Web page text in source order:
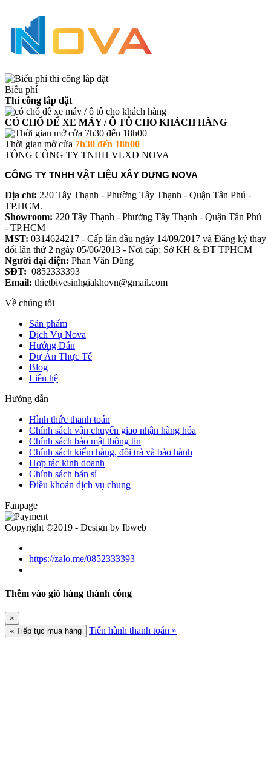
Biểu phí
Thi công lắp đặt
CÓ CHỐ ĐỂ XE MÁY / Ô TÔ CHO KHÁCH HÀNG
Thời gian mở cửa 7h30 đến 18h00
TỔNG CÔNG TY TNHH VLXD NOVA
CÔNG TY TNHH VẬT LIỆU XÂY DỰNG NOVA
Địa chỉ: 220 Tây Thạnh - Phường Tây Thạnh - Quận Tân Phú -
TP.HCM.
Showroom: 220 Tây Thạnh - Phường Tây Thạnh - Quận Tân Phú
- TP.HCM
MST: 0314624217 - Cấp lần đầu ngày 14/09/2017 và Đăng ký thay
đổi lần thứ 2 ngày 05/06/2013 - Nơi cấp: Sở KH & ĐT TPHCM
Người đại diện: Phan Văn Dũng
SĐT: 0852333393
Email: thietbivesinhgiakhovn@gmail.com
Về chúng tôi
Sản phẩm
Dịch Vụ Nova
Hướng Dẫn
Dự Án Thực Tế
Blog
Liên hệ
Hướng dẫn
Hình thức thanh toán
Chính sách vận chuyển giao nhận hàng hóa
Chính sách bảo mật thông tin
Chính sách kiểm hàng, đôi trả và bảo hành
Hợp tác kinh doanh
Chính sách bán sỉ
Điều khoản dịch vụ chung
Fanpage
Copyright ©2019 - Design by Ibweb
https://zalo.me/0852333393
Thêm vào giỏ hàng thành công
×
« Tiếp tục mua hàng
Tiến hành thanh toán »